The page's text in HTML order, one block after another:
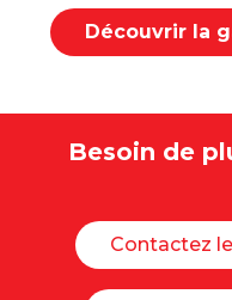
Découvrir la
Besoin de
Contactez